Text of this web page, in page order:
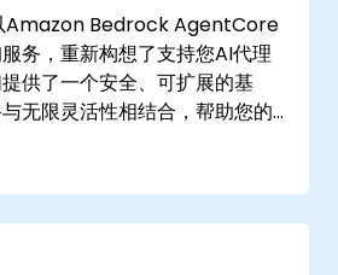
无缝流动，使您的团队能够在
下执行复杂的AI项目。 对于更
织，我们的顾问可以在的客户
施中工作。这些课程提供专用
体实际业务挑战的场景中实验
保每个实施都符合您的运营需
工智能平台解决方案的顶级提
企业与机器学习和生成式AI的
我们赋能您的领导层和技术团
Amazon Bedrock AgentCore
务，重新构想了支持您AI代理
供了一个安全、可扩展的基
无限灵活性相结合，帮助您的
基于实际场景的定制化方案，
的功能——从运行时和
性。无论您的团队需要远程参
我们都能提供必要的环境和专